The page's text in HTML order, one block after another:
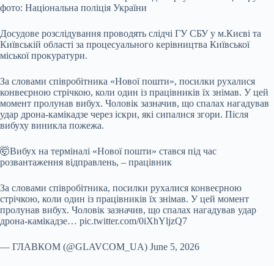
фото: Національна поліція України
Досудове розслідування проводять слідчі ГУ СБУ у м.Києві та
Київській області за процесуального керівництва Київської
міської прокуратури.
За словами співробітника «Нової пошти», посилки рухалися
конвеєрною стрічкою, коли один із працівників їх знімав. У цей
момент пролунав вибух. Чоловік зазначив, що спалах нагадував
удар дрона-камікадзе через іскри, які сипалися згори. Після
вибуху виникла пожежа.
🤯Вибух на терміналі «Нової пошти» стався під час
розвантаження відправлень, – працівник
За словами співробітника, посилки рухалися конвеєрною
стрічкою, коли один із працівників їх знімав. У цей момент
пролунав вибух. Чоловік зазначив, що спалах нагадував удар
дрона-камікадзе… pic.twitter.com/0iXhYljzQ7
— ГЛАВКОМ (@GLAVCOM_UA) June 5, 2026